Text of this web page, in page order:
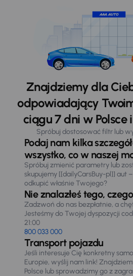
Znajdziemy dla
odpowiadający
ciągu 7 dni w Polsce
Spróbuj dostosować filtr lub
Podaj nam kilka
wszystko, co w naszej
Spróbuj zmienić parametry lub
skupujemy [[dailyCarsBuy-pl]] aut
odkupić właśnie Twojego?
Nie znalazłeś tego,
Zadzwoń do nas bezpłatnie, a
Jesteśmy do Twojej dyspozycji
21:00
800 033 000
Transport pojazdu
Jeśli interesuje Cię konkretny
Europie, wyślij nam link!
Polsce lub sprowadzimy go z